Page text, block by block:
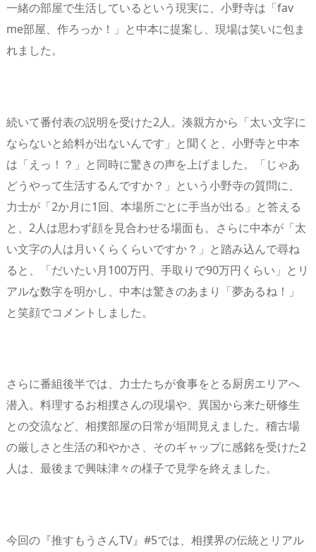
一緒の部屋で生活しているという現実に、小野寺は「fav
me部屋、作ろっか！」と中本に提案し、現場は笑いに包ま
れました。
続いて番付表の説明を受けた2人。湊親方から「太い文字に
ならないと給料が出ないんです」と聞くと、小野寺と中本
は「えっ！？」と同時に驚きの声を上げました。「じゃあ
どうやって生活するんですか？」という小野寺の質問に、
力士が「2か月に1回、本場所ごとに手当が出る」と答える
と、2人は思わず顔を見合わせる場面も。さらに中本が「太
い文字の人は月いくらくらいですか？」と踏み込んで尋ね
ると、「だいたい月100万円、手取りで90万円くらい」とリ
アルな数字を明かし、中本は驚きのあまり「夢あるね！」
と笑顔でコメントしました。
さらに番組後半では、力士たちが食事をとる厨房エリアへ
潜入。料理するお相撲さんの現場や、異国から来た研修生
との交流など、相撲部屋の日常が垣間見えました。稽古場
の厳しさと生活の和やかさ、そのギャップに感銘を受けた2
人は、最後まで興味津々の様子で見学を終えました。
今回の『推すもうさんTV』#5では、相撲界の伝統とリアル